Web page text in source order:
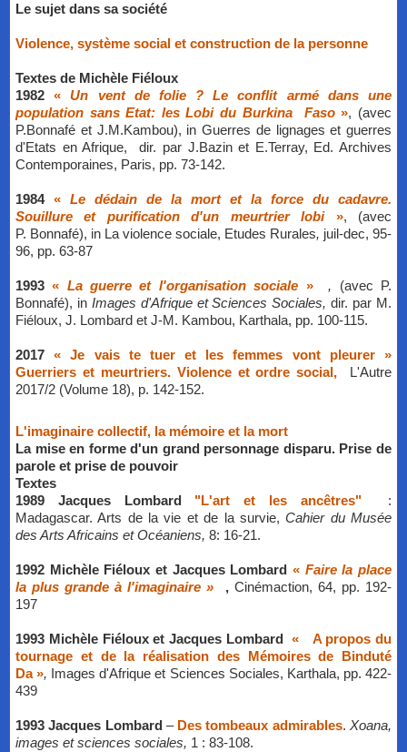
Le sujet dans sa société
Violence, système social et construction de la personne
​Textes de Michèle Fiéloux
1982«Un vent de folie ? Le conflit armé dans une
population sans Etat: les Lobi du Burkina Faso», (avec
P.Bonnafé et J.M.Kambou), in Guerres de lignages et guerres
d'Etats en Afrique, dir. par J.Bazin et E.Terray, Ed. Archives
Contemporaines, Paris, pp. 73-142.
1984 « Le dédain de la mort et la force du cadavre.
Souillure et purification d'un meurtrier lobi », (avec
P. Bonnafé), in La violence sociale, Etudes Rurales, juil-dec, 95-
96, pp. 63-87
1993« La guerre et l'organisation sociale » ,
(avec P.
Bonnafé), in Images d'Afrique et Sciences Sociales,dir. par M.
Fiéloux, J. Lombard et J-M. Kambou, Karthala, pp. 100-115.
2017 « Je vais te tuer et les femmes vont pleurer »
Guerriers et meurtriers. Violence et ordre social,
L'Autre
2017/2 (Volume 18), p. 142-152.
L'imaginaire collectif, la mémoire et la mort
La mise en forme d'un grand personnage disparu. Prise de
parole et prise de pouvoir
​Textes
1989
Jacques Lombard "L'art et les ancêtres":
Madagascar. Arts de la vie et de la survie,Cahier du Musée
des Arts Africains et Océaniens, 8: 16-21.
1992 Michèle Fiéloux et Jacques Lombard « Faire la place
la plus grande à l'imaginaire »
, Cinémaction, 64, pp. 192-
197
1993 Michèle Fiéloux et Jacques Lombard«
A propos du
tournage et de la réalisation des Mémoires de Binduté
Da », Images d'Afrique et Sciences Sociales, Karthala, pp. 422-
439
1993 Jacques Lombard– Des tombeaux admirables.Xoana,
images et sciences sociales, 1 : 83-108.